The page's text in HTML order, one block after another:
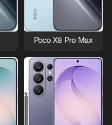
Poco X8 Pro Max